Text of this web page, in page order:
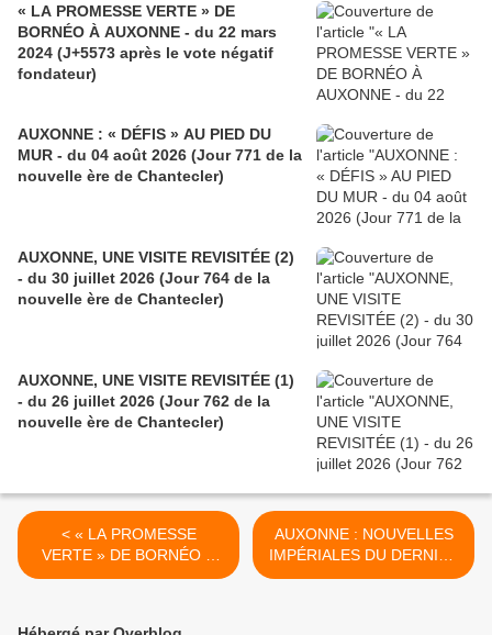
« LA PROMESSE VERTE » DE
BORNÉO À AUXONNE - du 22 mars
2024 (J+5573 après le vote négatif
fondateur)
AUXONNE : « DÉFIS » AU PIED DU
MUR - du 04 août 2026 (Jour 771 de la
nouvelle ère de Chantecler)
AUXONNE, UNE VISITE REVISITÉE (2)
- du 30 juillet 2026 (Jour 764 de la
nouvelle ère de Chantecler)
AUXONNE, UNE VISITE REVISITÉE (1)
- du 26 juillet 2026 (Jour 762 de la
nouvelle ère de Chantecler)
< « LA PROMESSE
VERTE » DE BORNÉO À
AUXONNE - du 22 mars
AUXONNE : NOUVELLES
IMPÉRIALES DU DERNIER
CONSEIL MUNICIPAL (1) -